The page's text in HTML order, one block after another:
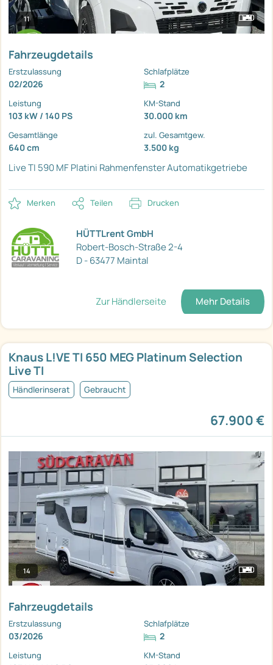
11
Fahrzeugdetails
Erstzulassung
02/2026
Schlafplätze
2
Leistung
103 kW / 140 PS
KM-Stand
30.000 km
Gesamtlänge
640 cm
zul. Gesamtgew.
3.500 kg
Live TI 590 MF Platini RahmenfensterAutomatikgetriebe
Merken Teilen Drucken
HÜTTLrent GmbH
Robert-Bosch-Straße 2-4
D - 63477 Maintal
Zur Händlerseite Mehr Details
Knaus L!VE TI 650 MEG Platinum Selection
Live TI
Händlerinserat Gebraucht
67.900 €
14
Fahrzeugdetails
Erstzulassung
03/2026
Schlafplätze
2
Leistung KM-Stand